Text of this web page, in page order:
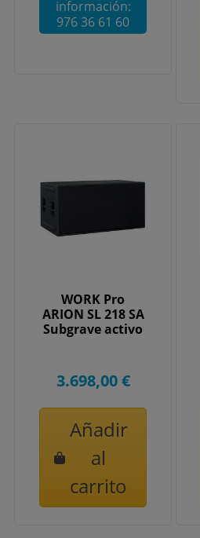
información:
976 36 61 60
WORK Pro
ARION SL 218 SA
Subgrave activo
3.698,00 €
Añadir
al
carrito